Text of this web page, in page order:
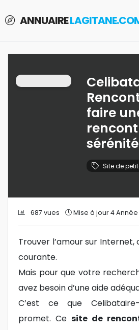
ANNUAIRE
faire
sérénité
Site de
687 vues Mise à jour 4 Année
Trouver l’amour sur Internet,
courante.
Mais pour que votre
avez besoin d’une aide
C’est ce que
promet. Ce site de